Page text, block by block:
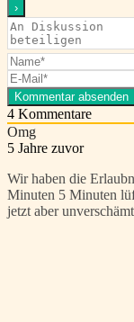
4 Kommentare
Omg
5 Jahre zuvor
Wir haben die
Minuten 5 Minuten
jetzt aber